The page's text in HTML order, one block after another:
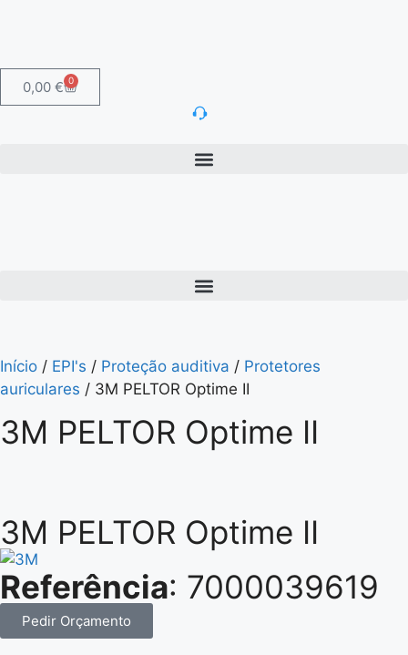
0,00 € 0
Início / EPI's / Proteção auditiva / Protetores
auriculares / 3M PELTOR Optime II
3M PELTOR Optime II
3M PELTOR Optime II
Referência: 7000039619
Pedir Orçamento